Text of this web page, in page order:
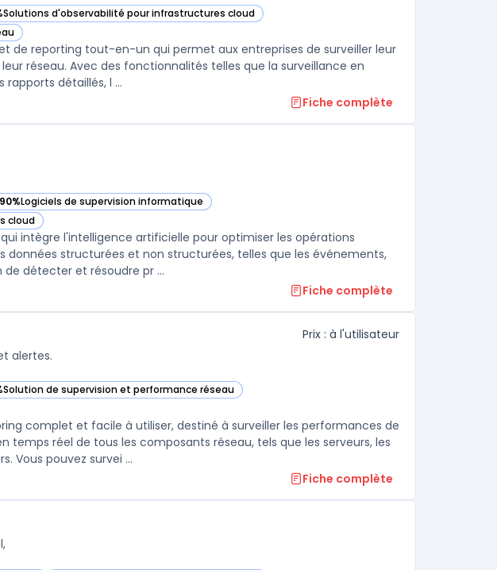
Solutions d'observabilité pour infrastructures cloud
Site24x7 dans cette catégorie
de reporting tout-en-un qui permet aux entreprises de surveiller leur
réseau. Avec des fonctionnalités telles que la surveillance en
rapports détaillés, l ...
Fiche complète
90%Logiciels de supervision informatique
voir IBM Watson AIOps dans cette catégorie
cloud
intègre l'intelligence artificielle pour optimiser les opérations
données structurées et non structurées, telles que les événements,
de détecter et résoudre pr ...
Fiche complète
alertes.
Prix : à l'utilisateur
Solution de supervision et performance réseau
PRTG Network Monitor dans cette catégorie
complet et facile à utiliser, destiné à surveiller les performances de
temps réel de tous les composants réseau, tels que les serveurs, les
Vous pouvez survei ...
Fiche complète